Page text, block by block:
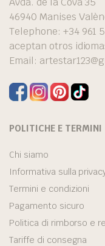
46940 Manises
Telephone: +34 961
aceptan otros
Email:
POLITICHE E TERMINI
Chi siamo
Informativa sulla
Termini e condizioni
Pagamento sicuro
Politica di rimborso e
Tariffe di consegna